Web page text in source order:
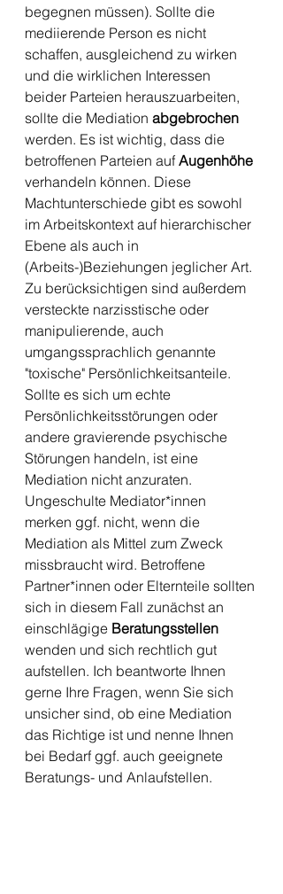
begegnen müssen). Sollte die
mediierende Person es nicht
schaffen, ausgleichend zu wirken
und die wirklichen Interessen
beider Parteien herauszuarbeiten,
sollte die Mediation abgebrochen
werden. Es ist wichtig, dass die
betroffenen Parteien auf Augenhöhe
verhandeln können. Diese
Machtunterschiede gibt es sowohl
im Arbeitskontext auf hierarchischer
Ebene als auch in
(Arbeits-)Beziehungen jeglicher Art.
Zu berücksichtigen sind außerdem
versteckte narzisstische oder
manipulierende, auch
umgangssprachlich genannte
"toxische" Persönlichkeitsanteile.
Sollte es sich um echte
Persönlichkeitsstörungen oder
andere gravierende psychische
Störungen handeln, ist eine
Mediation nicht anzuraten.
Ungeschulte Mediator*innen
merken ggf. nicht, wenn die
Mediation als Mittel zum Zweck
missbraucht wird. Betroffene
Partner*innen oder Elternteile sollten
sich in diesem Fall zunächst an
einschlägige Beratungsstellen
wenden und sich rechtlich gut
aufstellen. Ich beantworte Ihnen
gerne Ihre Fragen, wenn Sie sich
unsicher sind, ob eine Mediation
das Richtige ist und nenne Ihnen
bei Bedarf ggf. auch geeignete
Beratungs- und Anlaufstellen.